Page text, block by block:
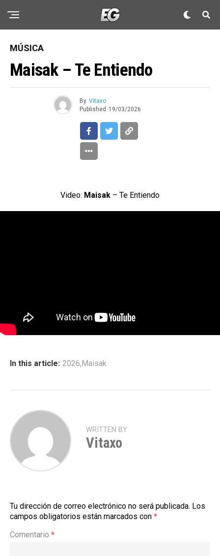
MÚSICA
Maisak – Te Entiendo
By Vitaxo
Published 19/03/2026
Video: Maisak – Te Entiendo
In this article: 2026,Maisak
WRITTEN BY
Vitaxo
Tu dirección de correo electrónico no será publicada. Los
campos obligatorios están marcados con *
Comentario *